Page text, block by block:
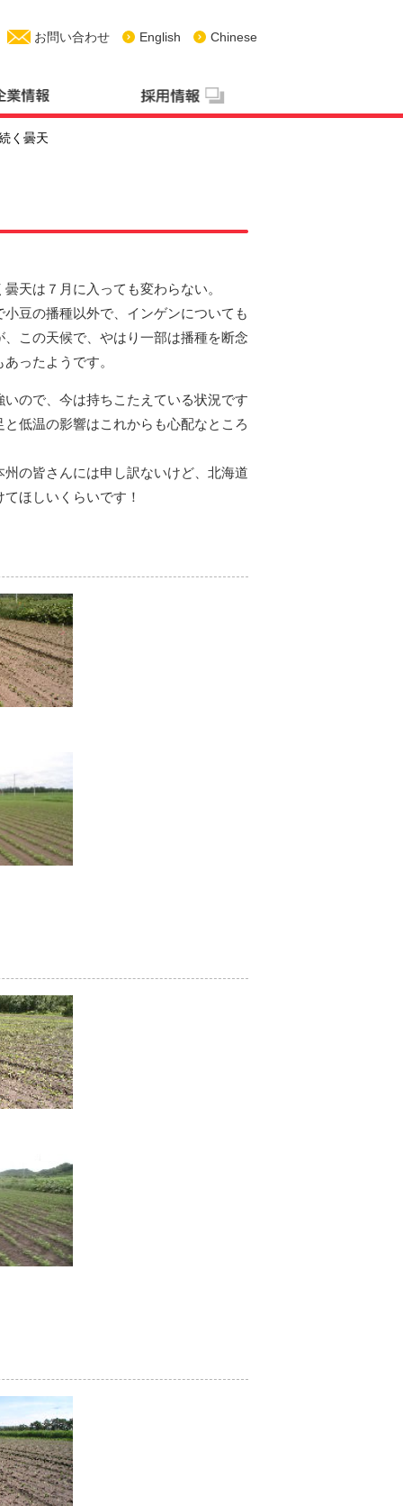
お問い合わせ English Chinese
く曇天
天は７月に入っても変わらない。
小豆の播種以外で、インゲンについても
、この天候で、やはり一部は播種を断念
ったようです。
いので、今は持ちこたえている状況です
と低温の影響はこれからも心配なところ
州の皆さんには申し訳ないけど、北海道
ほしいくらいです！